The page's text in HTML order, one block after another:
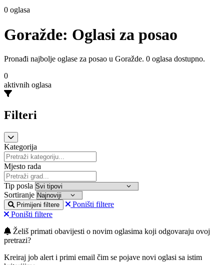
0 oglasa
Goražde: Oglasi za posao
Pronađi najbolje oglase za posao u Goražde. 0 oglasa dostupno.
0
aktivnih oglasa
Filteri
Kategorija
Mjesto rada
Tip posla
Sortiranje
Primijeni filtere
Poništi filtere
Poništi filtere
Želiš primati obavijesti o novim oglasima koji odgovaraju ovoj
pretrazi?
Kreiraj job alert i primi email čim se pojave novi oglasi sa istim